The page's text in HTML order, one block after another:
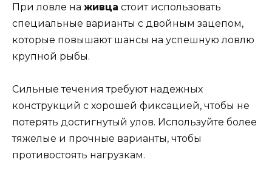
При ловле на живца стоит использовать
специальные варианты с двойным зацепом,
которые повышают шансы на успешную ловлю
крупной рыбы.
Сильные течения требуют надежных
конструкций с хорошей фиксацией, чтобы не
потерять достигнутый улов. Используйте более
тяжелые и прочные варианты, чтобы
противостоять нагрузкам.